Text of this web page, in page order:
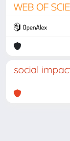
social